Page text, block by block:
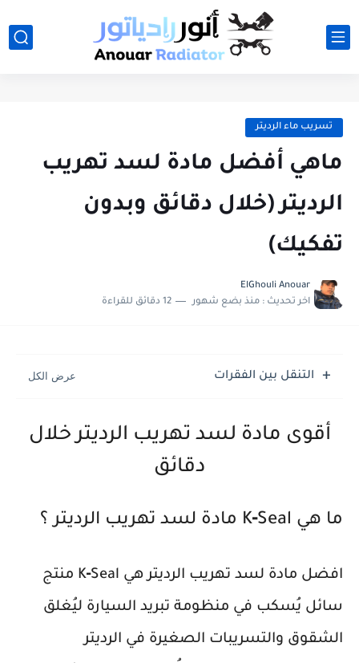
تسريب ماء الرديتر
ماهي أفضل مادة لسد تهريب
الرديتر (خلال دقائق وبدون
تفكيك)
ElGhouli Anouar
اخر تحديث : منذ بضع شهور 12 دقائق للقراءة
التنقل بين الفقرات
أقوى مادة لسد تهريب الرديتر خلال
دقائق
ما هي K‑Seal مادة لسد تهريب الرديتر ؟
افضل مادة لسد تهريب الرديتر هي K‑Seal منتج
سائل يُسكب في منظومة تبريد السيارة ليُغلق
الشقوق والتسريبات الصغيرة في الرديتر